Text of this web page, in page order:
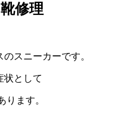
修理
スニーカーです。
状として
ます。